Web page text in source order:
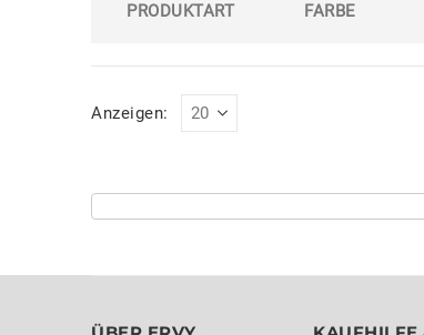
PRODUKTART FARBE
Anzeigen: